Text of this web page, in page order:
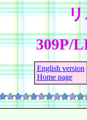
309P/
English version
Home page